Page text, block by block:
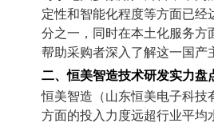
定性和智能化程度等方面已经
分之一，同时在本土化服务方
帮助采购者深入了解这一国产
二、恒美智造技术研发实力盘
恒美智造（山东恒美电子科技
方面的投入力度远超行业平均